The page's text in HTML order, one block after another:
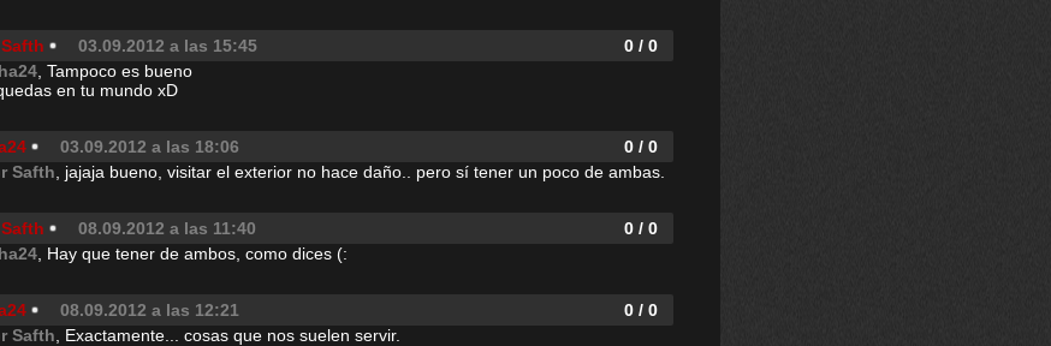
03.09.2012 a las 15:45
0 / 0
, Tampoco es bueno
en tu mundo xD
03.09.2012 a las 18:06
0 / 0
Safth , jajaja bueno, visitar el exterior no hace daño.. pero sí tener un poco de ambas.
08.09.2012 a las 11:40
0 / 0
, Hay que tener de ambos, como dices (:
08.09.2012 a las 12:21
0 / 0
Safth , Exactamente... cosas que nos suelen servir.